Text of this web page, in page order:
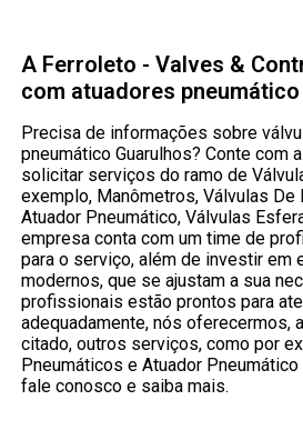
A Ferroleto - Valves &
com atuadores
Precisa de informações sobre
pneumático Guarulhos? Conte com
solicitar serviços do ramo de
exemplo, Manômetros, Válvulas De
Atuador Pneumático, Válvulas
empresa conta com um time de
para o serviço, além de investir em
modernos, que se ajustam a sua
profissionais estão prontos para
adequadamente, nós oferecermos,
citado, outros serviços, como por
Pneumáticos e Atuador
fale conosco e saiba mais.